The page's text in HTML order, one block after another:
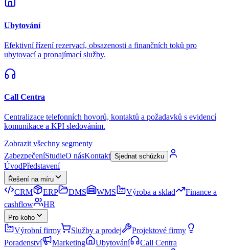
Ubytování
Efektivní řízení rezervací, obsazenosti a finančních toků pro
ubytovací a pronajímací služby.
Call Centra
Centralizace telefonních hovorů, kontaktů a požadavků s evidencí
komunikace a KPI sledováním.
Zobrazit všechny segmenty
ZabezpečeníStudieO násKontakt Sjednat schůzku
ÚvodPředstavení
Řešení na míru
CRM ERP DMS WMS Výroba a sklad
Finance a
cashflow
HR
Pro koho
Výrobní firmy Služby a prodej
Projektové firmy
Poradenství
Marketing Ubytování
Call Centra